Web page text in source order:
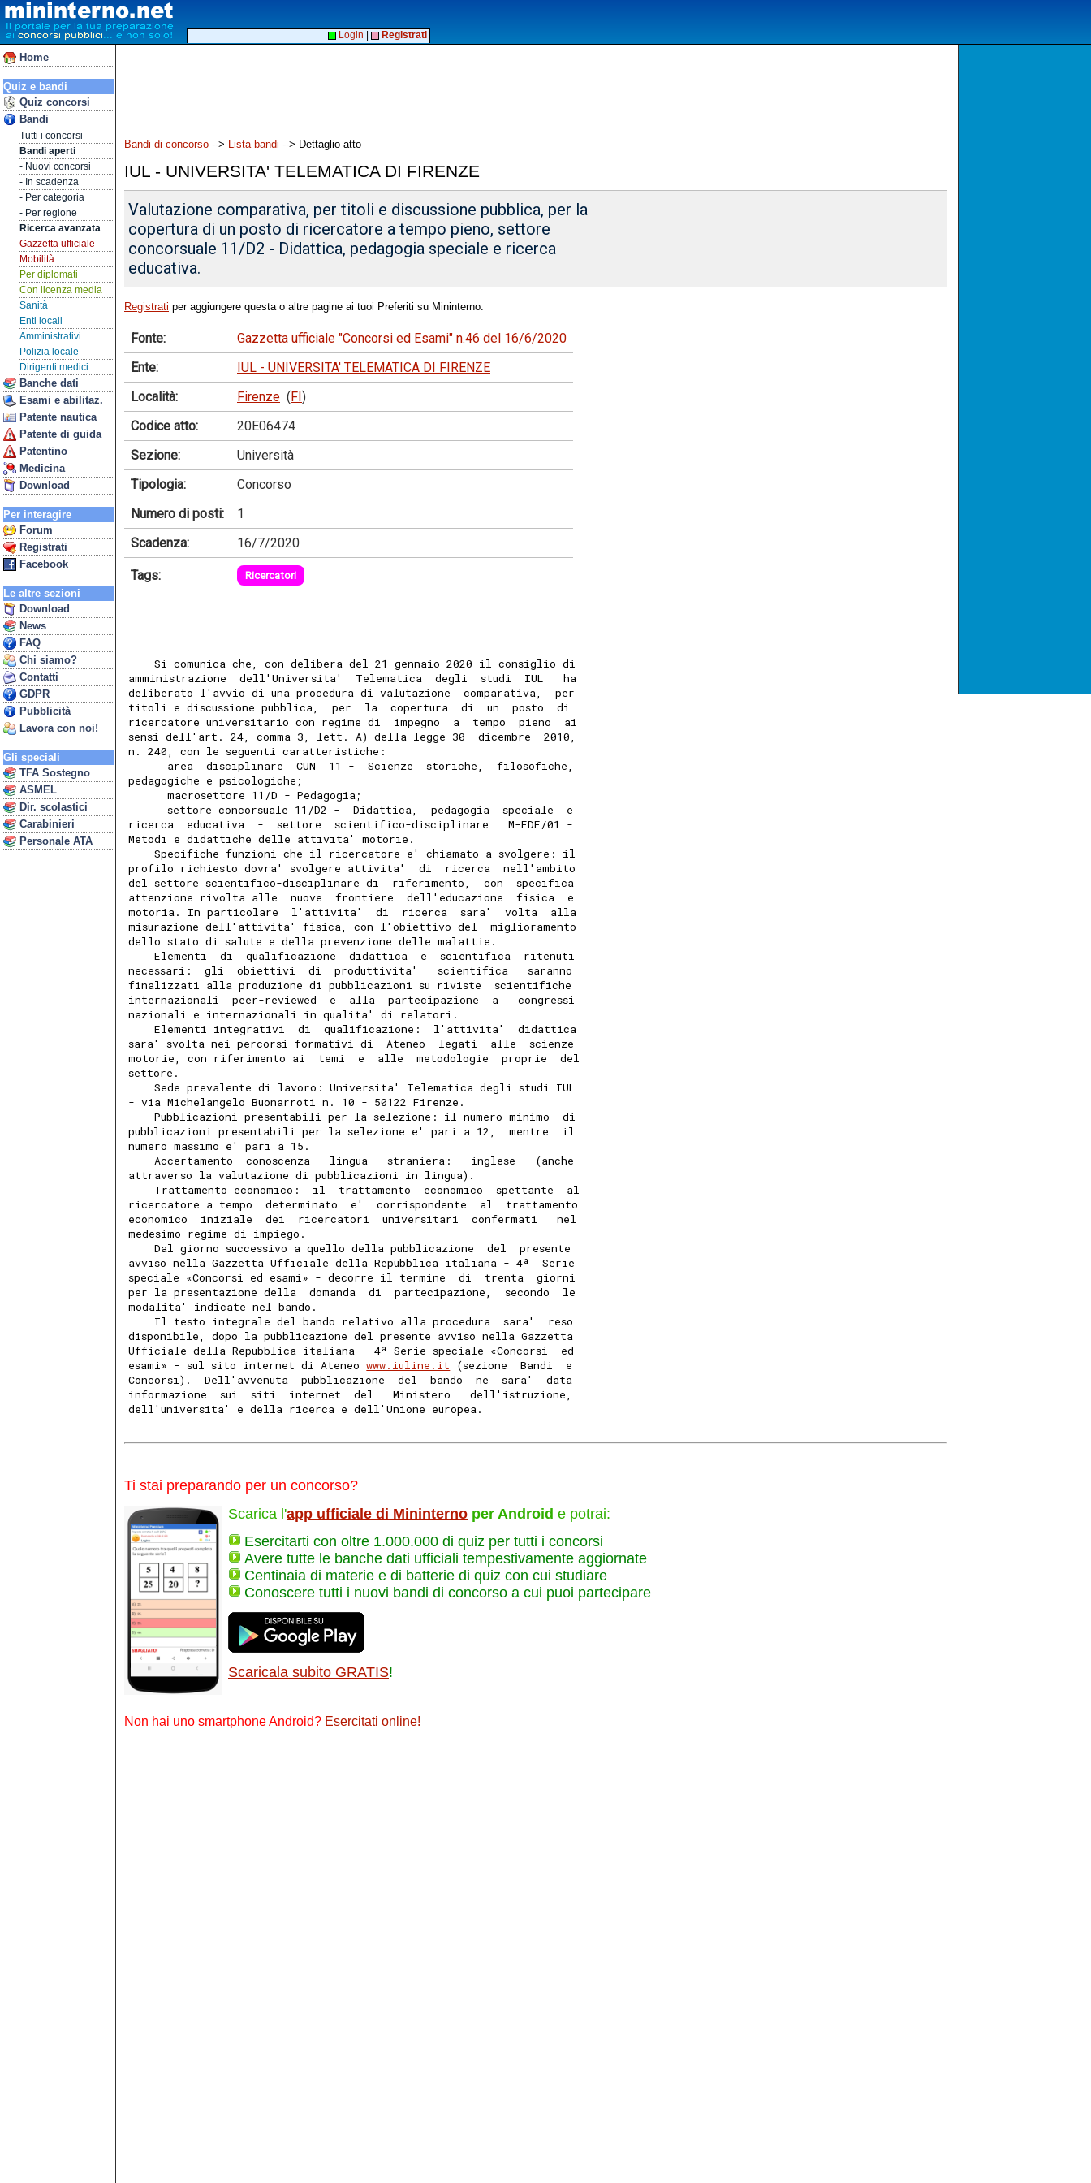
Home
Quiz e bandi
Quiz concorsi
Bandi
Tutti i concorsi
Bandi aperti
- Nuovi concorsi
- In scadenza
- Per categoria
- Per regione
Ricerca avanzata
Gazzetta ufficiale
Mobilità
Per diplomati
Con licenza media
Sanità
Enti locali
Amministrativi
Polizia locale
Dirigenti medici
Banche dati
Esami e abilitaz.
Patente nautica
Patente di guida
Patentino
Medicina
Download
Per interagire
Forum
Registrati
Facebook
Le altre sezioni
Download
News
FAQ
Chi siamo?
Contatti
GDPR
Pubblicità
Lavora con noi!
Gli speciali
TFA Sostegno
ASMEL
Dir. scolastici
Carabinieri
Personale ATA
Login Registrati
Bandi di concorso --> Lista bandi --> Dettaglio atto
IUL - UNIVERSITA' TELEMATICA DI FIRENZE
Valutazione comparativa, per titoli e discussione pubblica, per la
copertura di un posto di ricercatore a tempo pieno, settore
concorsuale 11/D2 - Didattica, pedagogia speciale e ricerca
educativa.
Registrati per aggiungere questa o altre pagine ai tuoi Preferiti su Mininterno.
Fonte:
Gazzetta ufficiale "Concorsi ed Esami" n.46 del 16/6/2020
Ente:
IUL - UNIVERSITA' TELEMATICA DI FIRENZE
Località:
Firenze (FI)
Codice atto:
20E06474
Sezione:
Università
Tipologia:
Concorso
Numero di posti:
1
Scadenza:
16/7/2020
Tags: Ricercatori
    Si comunica che, con delibera del 21 gennaio 2020 il consiglio di
amministrazione  dell'Universita'  Telematica  degli  studi  IUL   ha
deliberato l'avvio di una procedura di valutazione  comparativa,  per
titoli e discussione pubblica,  per  la  copertura  di  un  posto  di
ricercatore universitario con regime di  impegno  a  tempo  pieno  ai
sensi dell'art. 24, comma 3, lett. A) della legge 30  dicembre  2010,
n. 240, con le seguenti caratteristiche:
      area  disciplinare  CUN  11 -  Scienze  storiche,  filosofiche,
pedagogiche e psicologiche;
      macrosettore 11/D - Pedagogia;
      settore concorsuale 11/D2 -  Didattica,  pedagogia  speciale  e
ricerca  educativa  -  settore  scientifico-disciplinare   M-EDF/01 -
Metodi e didattiche delle attivita' motorie.
    Specifiche funzioni che il ricercatore e' chiamato a svolgere: il
profilo richiesto dovra' svolgere attivita'  di  ricerca  nell'ambito
del settore scientifico-disciplinare di  riferimento,  con  specifica
attenzione rivolta alle  nuove  frontiere  dell'educazione  fisica  e
motoria. In particolare  l'attivita'  di  ricerca  sara'  volta  alla
misurazione dell'attivita' fisica, con l'obiettivo del  miglioramento
dello stato di salute e della prevenzione delle malattie.
    Elementi  di  qualificazione  didattica  e  scientifica  ritenuti
necessari:  gli  obiettivi  di  produttivita'   scientifica   saranno
finalizzati alla produzione di pubblicazioni su riviste  scientifiche
internazionali  peer-reviewed  e  alla  partecipazione  a   congressi
nazionali e internazionali in qualita' di relatori.
    Elementi integrativi  di  qualificazione:  l'attivita'  didattica
sara' svolta nei percorsi formativi di  Ateneo  legati  alle  scienze
motorie, con riferimento ai  temi  e  alle  metodologie  proprie  del
settore.
    Sede prevalente di lavoro: Universita' Telematica degli studi IUL
- via Michelangelo Buonarroti n. 10 - 50122 Firenze.
    Pubblicazioni presentabili per la selezione: il numero minimo  di
pubblicazioni presentabili per la selezione e' pari a 12,  mentre  il
numero massimo e' pari a 15.
    Accertamento  conoscenza   lingua   straniera:   inglese   (anche
attraverso la valutazione di pubblicazioni in lingua).
    Trattamento economico:  il  trattamento  economico  spettante  al
ricercatore a tempo  determinato  e'  corrispondente  al  trattamento
economico  iniziale  dei  ricercatori  universitari  confermati   nel
medesimo regime di impiego.
    Dal giorno successivo a quello della pubblicazione  del  presente
avviso nella Gazzetta Ufficiale della Repubblica italiana - 4ª  Serie
speciale «Concorsi ed esami» - decorre il termine  di  trenta  giorni
per la presentazione della  domanda  di  partecipazione,  secondo  le
modalita' indicate nel bando.
    Il testo integrale del bando relativo alla procedura  sara'  reso
disponibile, dopo la pubblicazione del presente avviso nella Gazzetta
Ufficiale della Repubblica italiana - 4ª Serie speciale «Concorsi  ed
esami» - sul sito internet di Ateneo www.iuline.it (sezione  Bandi  e
Concorsi).  Dell'avvenuta  pubblicazione  del  bando  ne  sara'  data
informazione  sui  siti  internet  del   Ministero   dell'istruzione,
dell'universita' e della ricerca e dell'Unione europea.
Ti stai preparando per un concorso?
Scarica l'app ufficiale di Mininterno per Android e potrai:
Esercitarti con oltre 1.000.000 di quiz per tutti i concorsi
Avere tutte le banche dati ufficiali tempestivamente aggiornate
Centinaia di materie e di batterie di quiz con cui studiare
Conoscere tutti i nuovi bandi di concorso a cui puoi partecipare
Scaricala subito GRATIS!
Non hai uno smartphone Android? Esercitati online!